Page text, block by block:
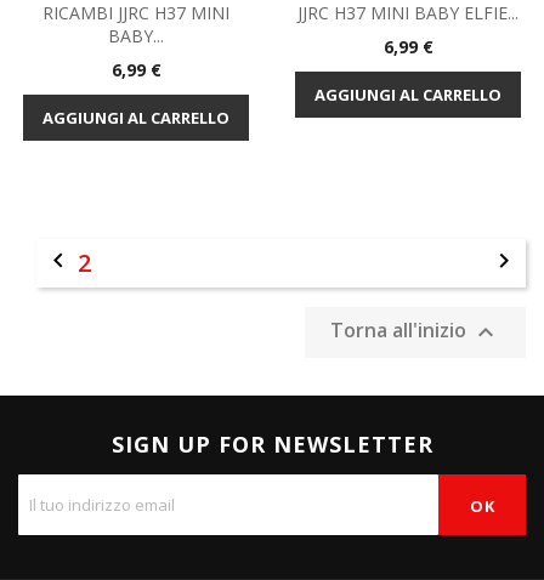
RICAMBI JJRC H37 MINI
BABY...
Prezzo
6,99 €
AGGIUNGI AL CARRELLO
JJRC H37 MINI BABY ELFIE...
Prezzo
6,99 €
AGGIUNGI AL CARRELLO
 2 
Torna all'inizio 
SIGN UP FOR NEWSLETTER